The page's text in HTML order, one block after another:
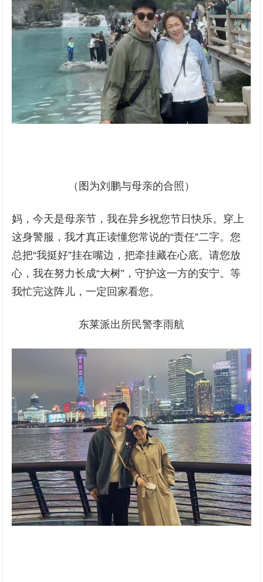
（图为刘鹏与母亲的合照）
妈，今天是母亲节，我在异乡祝您节日快乐。‍穿上
这身警服，我才真正读懂您常说的“责任”二字。您
总把“我挺好”挂在嘴边，把牵挂藏在心底。请您放
心，我在努力长成“大树”，守护这一方的安宁。等
我忙完这阵儿，一定回家看您。
东莱派出所民警李雨航